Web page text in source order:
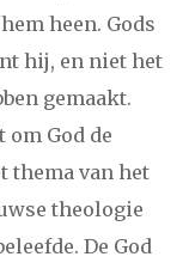
juni juli
november
juni juli
heen. Gods
hij, en niet het
gemaakt.
om God de
thema van het
theologie
De God